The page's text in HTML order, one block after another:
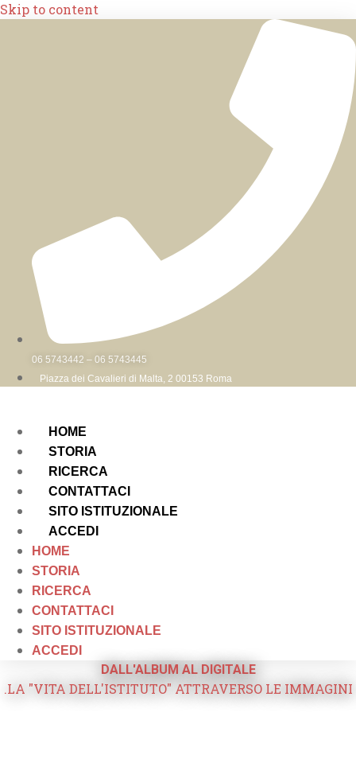
Skip to content
06 5743442 – 06 5743445
Piazza dei Cavalieri di Malta, 2 00153 Roma
HOME
STORIA
RICERCA
CONTATTACI
SITO ISTITUZIONALE
ACCEDI
HOME
STORIA
RICERCA
CONTATTACI
SITO ISTITUZIONALE
ACCEDI
DALL'ALBUM AL DIGITALE
.LA "VITA DELL'ISTITUTO" ATTRAVERSO LE IMMAGINI